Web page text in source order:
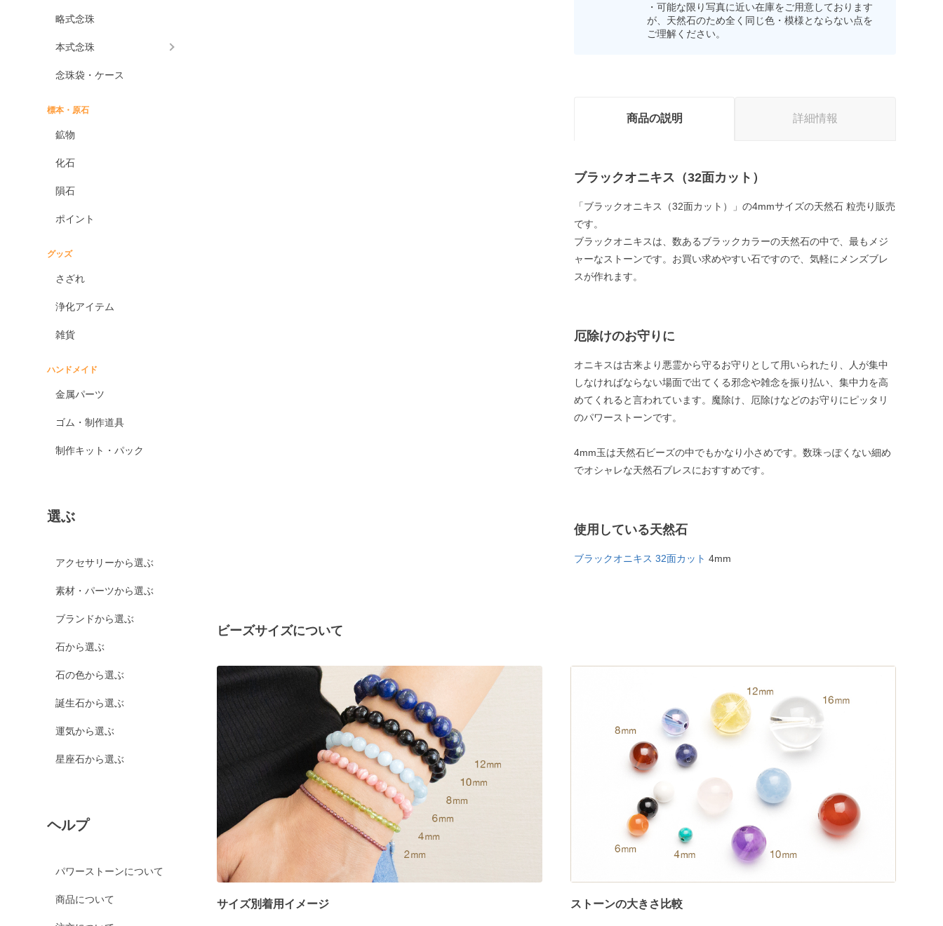
略式念珠
本式念珠
念珠袋・ケース
標本・原石
鉱物
化石
隕石
ポイント
グッズ
さざれ
浄化アイテム
雑貨
ハンドメイド
金属パーツ
ゴム・制作道具
制作キット・パック
選ぶ
アクセサリーから選ぶ
素材・パーツから選ぶ
ブランドから選ぶ
石から選ぶ
石の色から選ぶ
誕生石から選ぶ
運気から選ぶ
星座石から選ぶ
ヘルプ
パワーストーンについて
商品について
・可能な限り写真に近い在庫をご用意しております
が、天然石のため全く同じ色・模様とならない点を
ご理解ください。
商品の説明 詳細情報
ブラックオニキス（32面カット）
「ブラックオニキス（32面カット）」の4mmサイズの天然石 粒売り販売
です。
ブラックオニキスは、数あるブラックカラーの天然石の中で、最もメジ
ャーなストーンです。お買い求めやすい石ですので、気軽にメンズブレ
スが作れます。
厄除けのお守りに
オニキスは古来より悪霊から守るお守りとして用いられたり、人が集中
しなければならない場面で出てくる邪念や雑念を振り払い、集中力を高
めてくれると言われています。魔除け、厄除けなどのお守りにピッタリ
のパワーストーンです。
4mm玉は天然石ビーズの中でもかなり小さめです。数珠っぽくない細め
でオシャレな天然石ブレスにおすすめです。
使用している天然石
ブラックオニキス 32面カット 4mm
ビーズサイズについて
サイズ別着用イメージ ストーンの大きさ比較